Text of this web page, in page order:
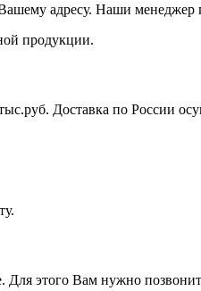
адресу. Наши менеджер
продукции.
Доставка по России
Для этого Вам нужно